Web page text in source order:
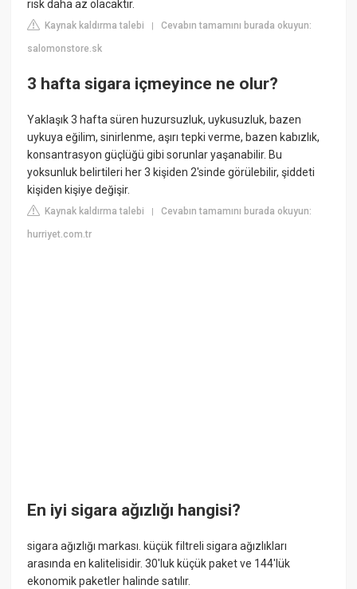
risk daha az olacaktır.
Kaynak kaldırma talebi |Cevabın tamamını burada okuyun:
salomonstore.sk
3 hafta sigara içmeyince ne olur?
Yaklaşık 3 hafta süren huzursuzluk, uykusuzluk, bazen
uykuya eğilim, sinirlenme, aşırı tepki verme, bazen kabızlık,
konsantrasyon güçlüğü gibi sorunlar yaşanabilir. Bu
yoksunluk belirtileri her 3 kişiden 2'sinde görülebilir, şiddeti
kişiden kişiye değişir.
Kaynak kaldırma talebi |Cevabın tamamını burada okuyun:
hurriyet.com.tr
En iyi sigara ağızlığı hangisi?
sigara ağızlığı markası. küçük filtreli sigara ağızlıkları
arasında en kalitelisidir. 30'luk küçük paket ve 144'lük
ekonomik paketler halinde satılır.